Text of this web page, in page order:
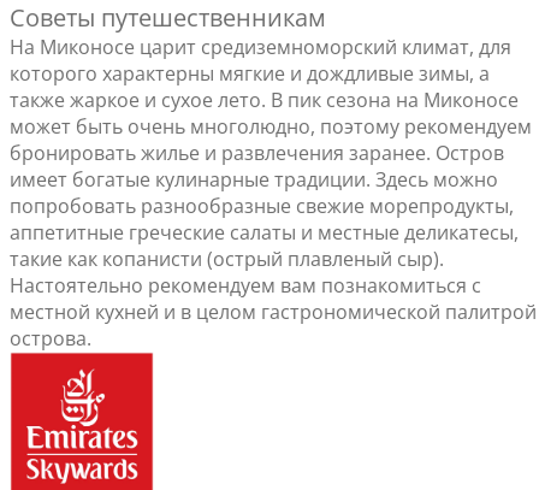
Советы путешественникам
На Миконосе царит средиземноморский климат, для
которого характерны мягкие и дождливые зимы, а
также жаркое и сухое лето. В пик сезона на Миконосе
может быть очень многолюдно, поэтому рекомендуем
бронировать жилье и развлечения заранее. Остров
имеет богатые кулинарные традиции. Здесь можно
попробовать разнообразные свежие морепродукты,
аппетитные греческие салаты и местные деликатесы,
такие как копанисти (острый плавленый сыр).
Настоятельно рекомендуем вам познакомиться с
местной кухней и в целом гастрономической палитрой
острова.